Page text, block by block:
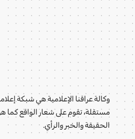
وكالة عراقنا الإعلامية هي شبكة
مستقلة، تقوم على شعار الواقع كما
الحقيقة والخبر والرأي.